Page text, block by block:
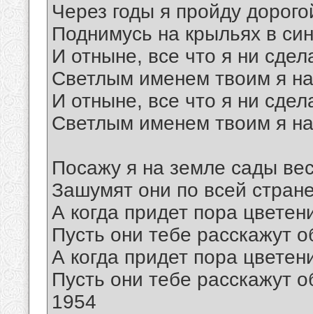
Через годы я пройду
Поднимусь на крыльях в
И отныне, все что я ни
Светлым именем твоим я
И отныне, все что я ни
Светлым именем твоим я
Посажу я на земле сады
Зашумят они по всей
А когда придет пора
Пусть они тебе расскажут
А когда придет пора
Пусть они тебе расскажут
1954